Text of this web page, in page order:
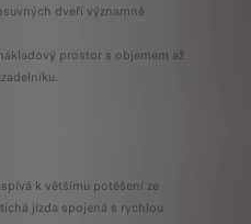
dveří významně
prostor s objemem až
homologace – dojezd 350 km WLTP s
k většímu potěšení ze
jízda spojená s rychlou